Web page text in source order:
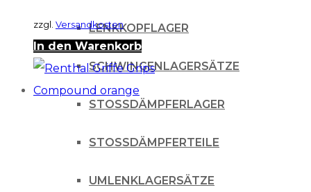
LENKKOPFLAGER
SCHWINGENLAGERSÄTZE
STOSSDÄMPFERLAGER
STOSSDÄMPFERTEILE
UMLENKLAGERSÄTZE
zzgl. Versandkosten
In den Warenkorb